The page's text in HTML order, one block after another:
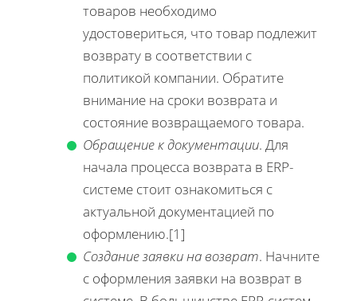
товаров необходимо
удостовериться, что товар подлежит
возврату в соответствии с
политикой компании. Обратите
внимание на сроки возврата и
состояние возвращаемого товара.
Обращение к документации. Для
начала процесса возврата в ERP-
системе стоит ознакомиться с
актуальной документацией по
оформлению.[1]
Создание заявки на возврат. Начните
с оформления заявки на возврат в